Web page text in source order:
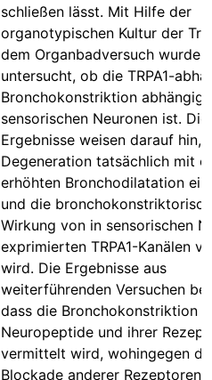
schließen lässt. Mit Hilfe der
organotypischen Kultur der
dem Organbadversuch wurde
untersucht, ob die TRPA1-
Bronchokonstriktion abhängig
sensorischen Neuronen ist. Die
Ergebnisse weisen darauf hin,
Degeneration tatsächlich mit
erhöhten Bronchodilatation
und die
Wirkung von in sensorischen
exprimierten TRPA1-Kanälen
wird. Die Ergebnisse aus
weiterführenden Versuchen
dass die Bronchokonstriktion
Neuropeptide und ihrer
vermittelt wird, wohingegen
Blockade anderer Rezeptoren